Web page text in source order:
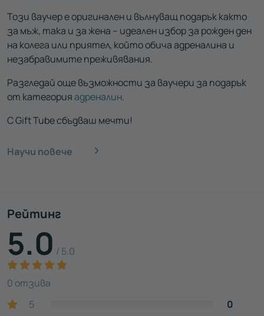
Този ваучер е оригинален и вълнуващ подарък както
за мъж, така и за жена – идеален избор за рожден ден
на колега или приятел, който обича адреналина и
незабравимите преживявания.
Разгледай още възможности за ваучери за подарък
от категорияадреналин.
С Gift Tube сбъдваш мечти!
Научи повече
Рейтинг
5.0 / 5.0
0 отзива
5
0